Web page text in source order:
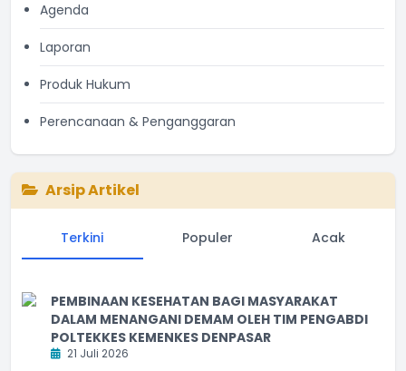
Agenda
Laporan
Produk Hukum
Perencanaan & Penganggaran
Arsip Artikel
Terkini Populer Acak
PEMBINAAN KESEHATAN BAGI MASYARAKAT
DALAM MENANGANI DEMAM OLEH TIM PENGABDI
POLTEKKES KEMENKES DENPASAR
21 Juli 2026